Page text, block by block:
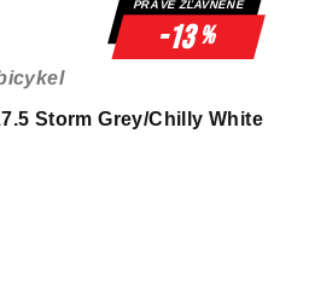
PRÁVE ZĽAVNENÉ
-13%
Storm Grey/Chilly White